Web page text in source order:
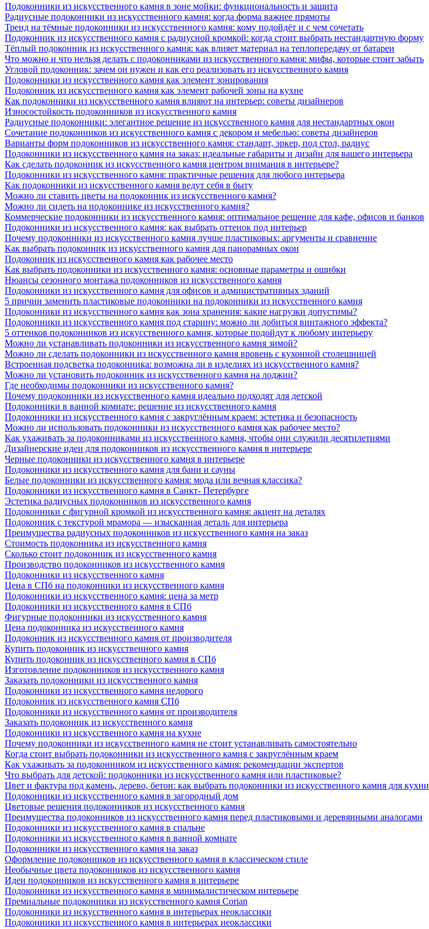
Подоконники из искусственного камня в зоне мойки: функциональность и защита
Радиусные подоконники из искусственного камня: когда форма важнее прямоты
Тренд на тёмные подоконники из искусственного камня: кому подойдёт и с чем сочетать
Подоконник из искусственного камня с радиусной кромкой: когда стоит выбрать нестандартную форму
Тёплый подоконник из искусственного камня: как влияет материал на теплопередачу от батареи
Что можно и что нельзя делать с подоконниками из искусственного камня: мифы, которые стоит забыть
Угловой подоконник: зачем он нужен и как его реализовать из искусственного камня
Подоконники из искусственного камня как элемент зонирования
Подоконник из искусственного камня как элемент рабочей зоны на кухне
Как подоконники из искусственного камня влияют на интерьер: советы дизайнеров
Износостойкость подоконников из искусственного камня
Радиусные подоконники: элегантное решение из искусственного камня для нестандартных окон
Сочетание подоконников из искусственного камня с декором и мебелью: советы дизайнеров
Варианты форм подоконников из искусственного камня: стандарт, эркер, под стол, радиус
Подоконники из искусственного камня на заказ: идеальные габариты и дизайн для вашего интерьера
Как сделать подоконник из искусственного камня центром внимания в интерьере?
Подоконники из искусственного камня: практичные решения для любого интерьера
Как подоконники из искусственного камня ведут себя в быту
Можно ли ставить цветы на подоконник из искусственного камня?
Можно ли сидеть на подоконнике из искусственного камня?
Коммерческие подоконники из искусственного камня: оптимальное решение для кафе, офисов и банков
Подоконники из искусственного камня: как выбрать оттенок под интерьер
Почему подоконники из искусственного камня лучше пластиковых: аргументы и сравнение
Как выбрать подоконник из искусственного камня для панорамных окон
Подоконник из искусственного камня как рабочее место
Как выбрать подоконники из искусственного камня: основные параметры и ошибки
Нюансы сезонного монтажа подоконников из искусственного камня
Подоконники из искусственного камня для офисов и административных зданий
5 причин заменить пластиковые подоконники на подоконники из искусственного камня
Подоконники из искусственного камня как зона хранения: какие нагрузки допустимы?
Подоконники из искусственного камня под старину: можно ли добиться винтажного эффекта?
5 оттенков подоконников из искусственного камня, которые подойдут к любому интерьеру
Можно ли устанавливать подоконники из искусственного камня зимой?
Можно ли сделать подоконники из искусственного камня вровень с кухонной столешницей
Встроенная подсветка подоконника: возможна ли в изделиях из искусственного камня?
Можно ли установить подоконник из искусственного камня на лоджии?
Где необходимы подоконники из искусственного камня?
Почему подоконники из искусственного камня идеально подходят для детской
Подоконники в ванной комнате: решение из искусственного камня
Подоконники из искусственного камня с закруглённым краем: эстетика и безопасность
Можно ли использовать подоконники из искусственного камня как рабочее место?
Как ухаживать за подоконниками из искусственного камня, чтобы они служили десятилетиями
Дизайнерские идеи для подоконников из искусственного камня в интерьере
Черные подоконники из искусственного камня в интерьере
Подоконники из искусственного камня для бани и сауны
Белые подоконники из искусственного камня: мода или вечная классика?
Подоконники из искусственного камня в Санкт- Петербурге
Эстетика радиусных подоконников из искусственного камня
Подоконники с фигурной кромкой из искусственного камня: акцент на деталях
Подоконник с текстурой мрамора — изысканная деталь для интерьера
Преимущества радиусных подоконников из искусственного камня на заказ
Стоимость подоконника из искусственного камня
Сколько стоит подоконник из искусственного камня
Производство подоконников из искусственного камня
Подоконники из искусственного камня
Цена в СПб на подоконники из искусственного камня
Подоконники из искусственного камня: цена за метр
Подоконники из искусственного камня в СПб
Фигурные подоконники из искусственного камня
Цена подоконника из искусственного камня
Подоконник из искусственного камня от производителя
Купить подоконник из искусственного камня
Купить подоконник из искусственного камня в СПб
Изготовление подоконников из искусственного камня
Заказать подоконники из искусственного камня
Подоконники из искусственного камня недорого
Подоконник из искусственного камня СПб
Подоконники из искусственного камня от производителя
Заказать подоконник из искусственного камня
Подоконники из искусственного камня на кухне
Почему подоконники из искусственного камня не стоит устанавливать самостоятельно
Когда стоит выбрать подоконники из искусственного камня с закруглённым краем
Как ухаживать за подоконником из искусственного камня: рекомендации экспертов
Что выбрать для детской: подоконники из искусственного камня или пластиковые?
Цвет и фактура под камень, дерево, бетон: как выбрать подоконники из искусственного камня для кухни
Подоконники из искусственного камня в загородный дом
Цветовые решения подоконников из искусственного камня
Преимущества подоконников из искусственного камня перед пластиковыми и деревянными аналогами
Подоконники из искусственного камня в спальне
Подоконники из искусственного камня в ванной комнате
Подоконники из искусственного камня на заказ
Оформление подоконников из искусственного камня в классическом стиле
Необычные цвета подоконников из искусственного камня
Идеи подоконников из искусственного камня в интерьере
Подоконники из искусственного камня в минималистическом интерьере
Премиальные подоконники из искусственного камня Corian
Подоконники из искусственного камня в интерьерах неоклассики
Подоконники из искусственного камня в интерьерах неоклассики